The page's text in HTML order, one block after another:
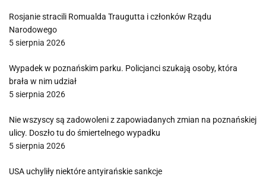
Rosjanie stracili Romualda Traugutta i członków Rządu
Narodowego
5 sierpnia 2026
Wypadek w poznańskim parku. Policjanci szukają osoby, która
brała w nim udział
5 sierpnia 2026
Nie wszyscy są zadowoleni z zapowiadanych zmian na poznańskiej
ulicy. Doszło tu do śmiertelnego wypadku
5 sierpnia 2026
USA uchyliły niektóre antyirańskie sankcje